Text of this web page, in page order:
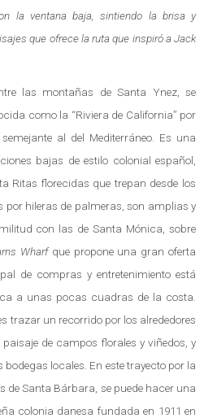
la ventana baja, sintiendo la brisa y
que ofrece la ruta que inspiró a Jack
las montañas de Santa Ynez, se
como la “Riviera de California” por
al del Mediterráneo. Es una
bajas de estilo colonial español,
Ritas florecidas que trepan desde los
por hileras de palmeras, son amplias y
con las de Santa Mónica, sobre
Wharf que propone una gran oferta
de compras y entretenimiento está
a unas pocas cuadras de la costa.
trazar un recorrido por los alrededores
de campos florales y viñedos, y
locales. En este trayecto por la
de Santa Bárbara, se puede hacer una
colonia danesa fundada en 1911 en